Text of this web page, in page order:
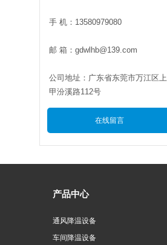
手 机：13580979080
邮 箱：gdwlhb@139.com
公司地址：广东省东莞市万江区上
甲汾溪路112号
在线留言
产品中心
通风降温设备
车间降温设备